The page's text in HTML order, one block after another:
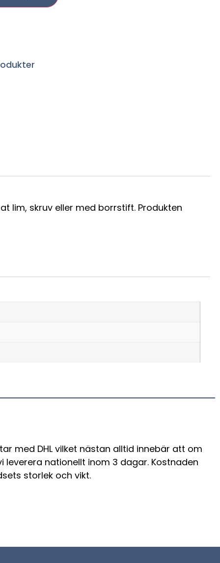
lim, skruv eller med borrstift. Produkten
med DHL vilket nästan alltid innebär att om
leverera nationellt inom 3 dagar. Kostnaden
storlek och vikt.